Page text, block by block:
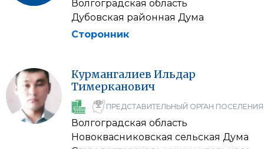
Волгоградская область
Дубовская районная Дума
Сторонник
Курмангалиев Ильдар
Тимерканович
ПРЕДСТАВИТЕЛЬНЫЙ ОРГАН ПОСЕЛЕНИЯ
Волгоградская область
Новоквасниковская сельская Дума